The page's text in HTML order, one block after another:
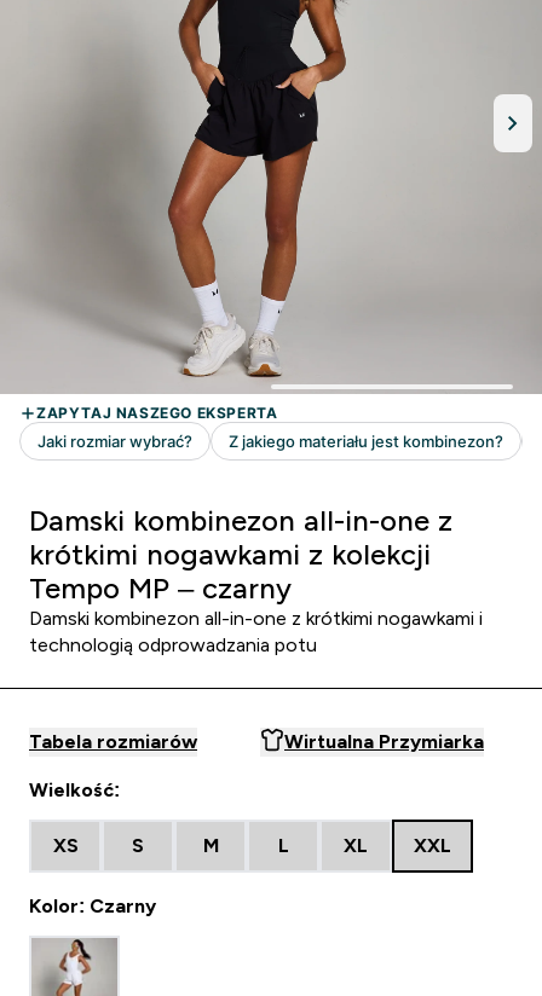
Damski kombinezon all-in-one z
krótkimi nogawkami z kolekcji
Tempo MP – czarny
Damski kombinezon all-in-one z krótkimi nogawkami i
technologią odprowadzania potu
Tabela rozmiarów Wirtualna Przymiarka
Wielkość:
XS S M L XL XXL
Kolor: Czarny